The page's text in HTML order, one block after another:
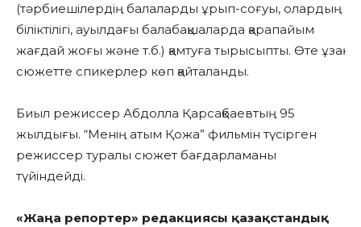
(тәрбиешілердің балаларды ұрып-соғуы, олардың
біліктілігі, ауылдағы балабақшаларда қарапайым
жағдай жоғы және т.б.) қамтуға тырысыпты. Өте ұзақ
сюжетте спикерлер көп қайталанды.
Биыл режиссер Абдолла Қарсақбаевтың 95
жылдығы. “Менің атым Қожа” фильмін түсірген
режиссер туралы сюжет бағдарламаны
түйіндейді.
«Жаңа репортер» редакциясы қазақстандық